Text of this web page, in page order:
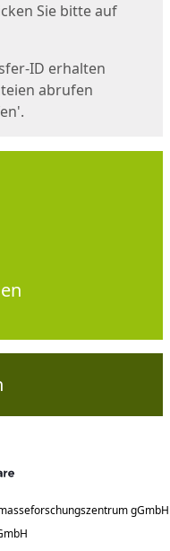
Sie bitte auf
ID erhalten
abrufen
gGmbH